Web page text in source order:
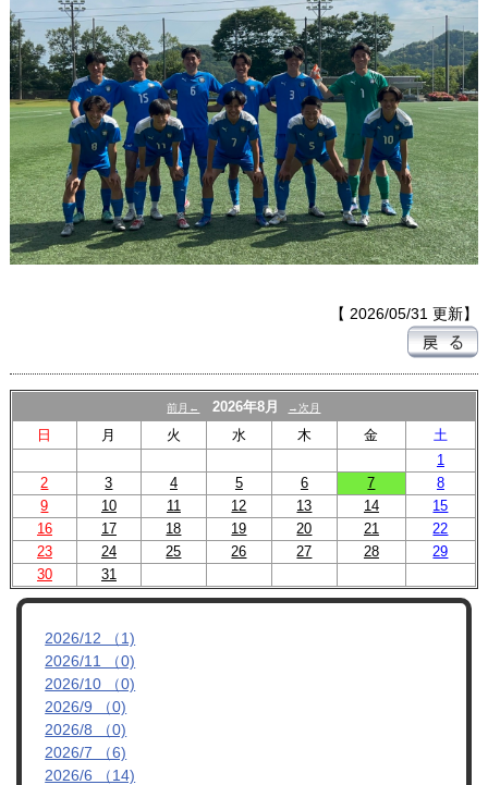
【 2026/05/31 更新】
前月← 2026年8月 →次月
日 月 火 水 木 金
土
1
2
3 4 5 6 7
8
9
10 11 12 13 14
15
16
17 18 19 20 21
22
23
24 25 26 27 28
29
30
31
2026/12 （1)
2026/11 （0)
2026/10 （0)
2026/9 （0)
2026/8 （0)
2026/7 （6)
2026/6 （14)